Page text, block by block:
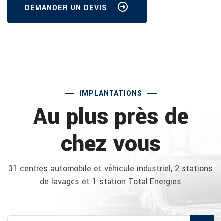
DEMANDER UN DEVIS
IMPLANTATIONS
Au plus près de
chez vous
31 centres automobile et véhicule industriel, 2 stations
de lavages et 1 station Total Energies